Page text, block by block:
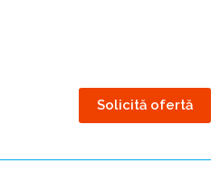
Solicită ofertă